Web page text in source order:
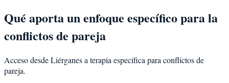
Qué aporta un enfoque específico para la
conflictos de pareja
Acceso desde Liérganes a terapia específica para conflictos de
pareja.